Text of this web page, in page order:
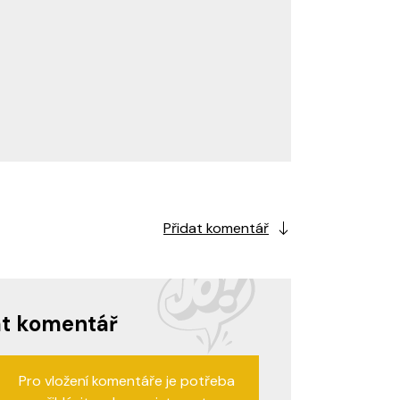
Přidat komentář
komentář
Pro vložení komentáře je potřeba